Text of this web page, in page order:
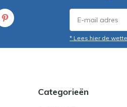
* Lees hier de
Categorieën